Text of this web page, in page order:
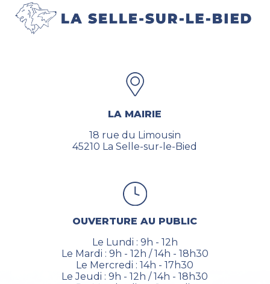
LA MAIRIE
18 rue du Limousin
45210 La Selle-sur-le-Bied
OUVERTURE AU PUBLIC
Le Lundi : 9h - 12h
Le Mardi : 9h - 12h / 14h - 18h30
Le Mercredi : 14h - 17h30
Le Jeudi : 9h - 12h / 14h - 18h30